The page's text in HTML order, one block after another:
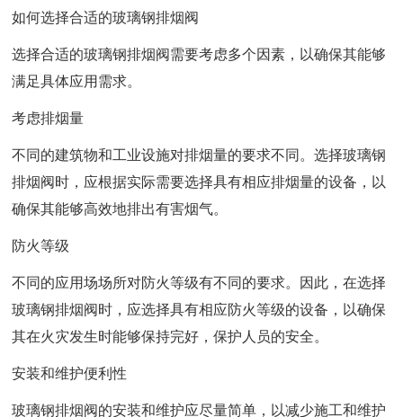
如何选择合适的玻璃钢排烟阀
选择合适的玻璃钢排烟阀需要考虑多个因素，以确保其能够
满足具体应用需求。
考虑排烟量
不同的建筑物和工业设施对排烟量的要求不同。选择玻璃钢
排烟阀时，应根据实际需要选择具有相应排烟量的设备，以
确保其能够高效地排出有害烟气。
防火等级
不同的应用场场所对防火等级有不同的要求。因此，在选择
玻璃钢排烟阀时，应选择具有相应防火等级的设备，以确保
其在火灾发生时能够保持完好，保护人员的安全。
安装和维护便利性
玻璃钢排烟阀的安装和维护应尽量简单，以减少施工和维护